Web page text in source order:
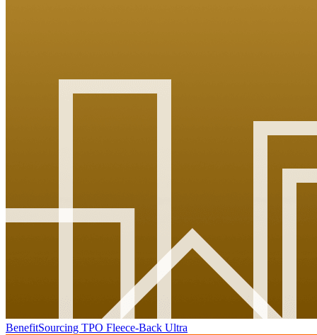
BenefitSourcing TPO Fleece-Back Ultra